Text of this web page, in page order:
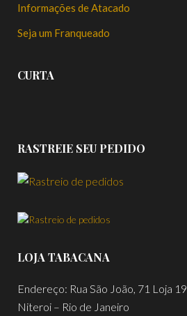
Informações de Atacado
Seja um Franqueado
CURTA
RASTREIE SEU PEDIDO
LOJA TABACANA
Endereço: Rua São João, 71 Loja 19
Niteroi – Rio de Janeiro